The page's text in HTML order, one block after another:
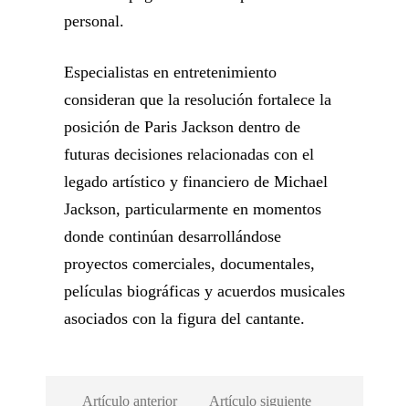
personal.
Especialistas en entretenimiento
consideran que la resolución fortalece la
posición de Paris Jackson dentro de
futuras decisiones relacionadas con el
legado artístico y financiero de Michael
Jackson, particularmente en momentos
donde continúan desarrollándose
proyectos comerciales, documentales,
películas biográficas y acuerdos musicales
asociados con la figura del cantante.
Artículo anterior Artículo siguiente